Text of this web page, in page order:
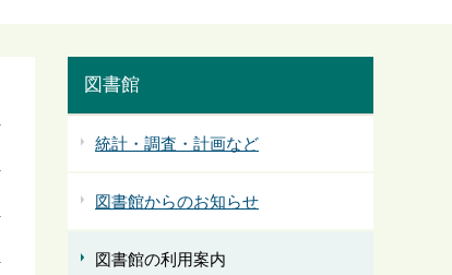
図書館
統計・調査・計画など
図書館からのお知らせ
図書館の利用案内